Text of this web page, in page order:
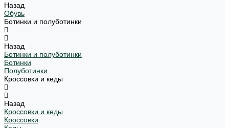
Назад
Обувь
Ботинки и полуботинки
Назад
Ботинки и полуботинки
Ботинки
Полуботинки
Кроссовки и кеды
Назад
Кроссовки и кеды
Кроссовки